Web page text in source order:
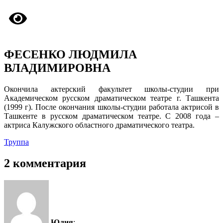
ФЕСЕНКО ЛЮДМИЛА
ВЛАДИМИРОВНА
Окончила актерский факультет школы-студии при
Академическом русском драматическом театре г. Ташкента
(1999 г). После окончания школы-студии работала актрисой в
Ташкенте в русском драматическом театре. С 2008 года –
актриса Калужского областного драматического театра.
Труппа
2 комментария